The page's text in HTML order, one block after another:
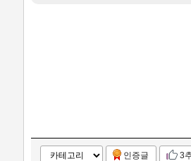
인증글 3